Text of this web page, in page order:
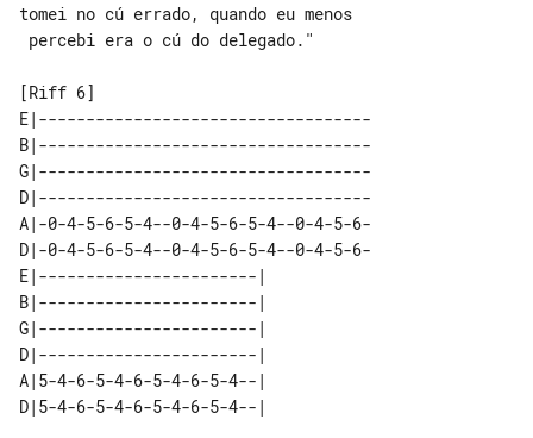
tomei no cú errado, quando eu menos
E|-----------------------------------
B|-----------------------------------
G|-----------------------------------
D|-----------------------------------
A|-0-4-5-6-5-4--0-4-5-6-5-4--0-4-5-6-
D|-0-4-5-6-5-4--0-4-5-6-5-4--0-4-5-6-
E|-----------------------|
B|-----------------------|
G|-----------------------|
D|-----------------------|
A|5-4-6-5-4-6-5-4-6-5-4--|